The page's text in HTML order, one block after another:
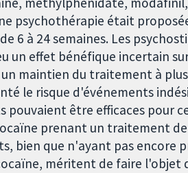
psychothérapie était
6 à 24 semaines. Les
un effet bénéfique incertain
maintien du traitement à
le risque d'événements
pouvaient être efficaces pour
prenant un traitement
bien que n'ayant pas encore
méritent de faire l'objet